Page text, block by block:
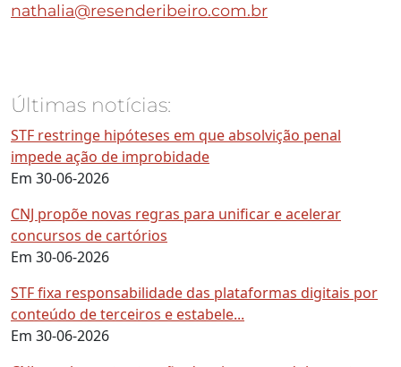
nathalia@resenderibeiro.com.br
Últimas notícias:
STF restringe hipóteses em que absolvição penal
impede ação de improbidade
Em 30-06-2026
CNJ propõe novas regras para unificar e acelerar
concursos de cartórios
Em 30-06-2026
STF fixa responsabilidade das plataformas digitais por
conteúdo de terceiros e estabele...
Em 30-06-2026